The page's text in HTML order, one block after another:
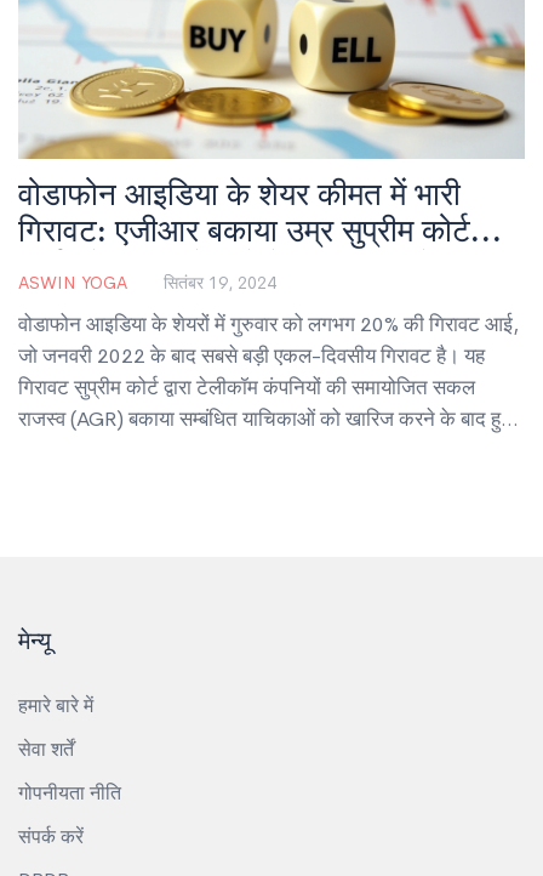
वोडाफोन आइडिया के शेयर कीमत में भारी
गिरावट: एजीआर बकाया उम्र सुप्रीम कोर्ट
निर्णय के बाद निवेशकों के लिए क्या करें?
ASWIN YOGA सितंबर 19, 2024
वोडाफोन आइडिया के शेयरों में गुरुवार को लगभग 20% की गिरावट आई,
जो जनवरी 2022 के बाद सबसे बड़ी एकल-दिवसीय गिरावट है। यह
गिरावट सुप्रीम कोर्ट द्वारा टेलीकॉम कंपनियों की समायोजित सकल
राजस्व (AGR) बकाया सम्बंधित याचिकाओं को खारिज करने के बाद हुई।
मेन्यू
हमारे बारे में
सेवा शर्तें
गोपनीयता नीति
संपर्क करें